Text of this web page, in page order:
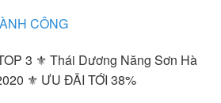
CÔNG
3 ⚜️ Thái Dương Năng Sơn Hà
⚜️ ƯU ĐÃI TỚI 38%